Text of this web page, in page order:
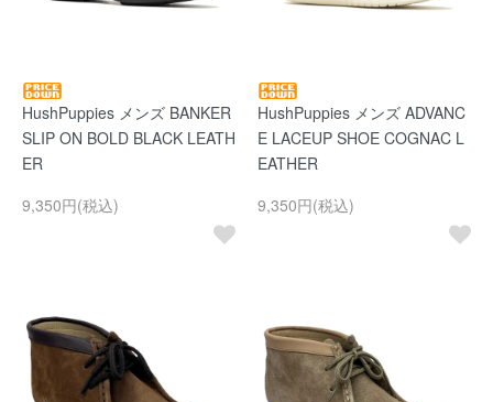
HushPuppies メンズ BANKER
SLIP ON BOLD BLACK LEATH
ER
9,350円(税込)
HushPuppies メンズ ADVANC
E LACEUP SHOE COGNAC L
EATHER
9,350円(税込)